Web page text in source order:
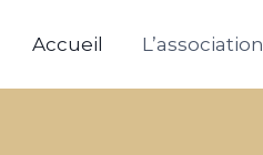
Accueil L’association